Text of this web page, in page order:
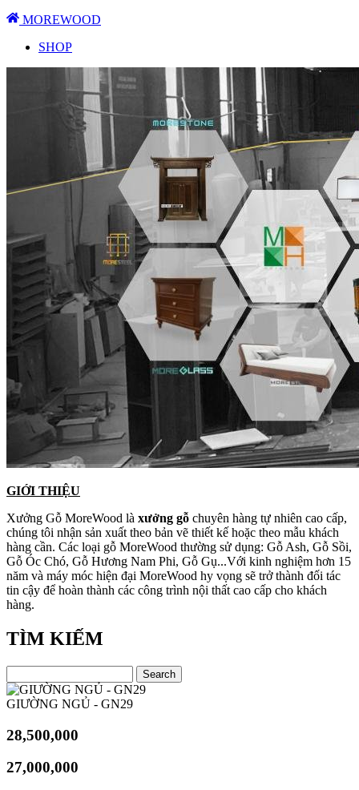
MOREWOOD
SHOP
GIỚI THIỆU
Xưởng Gỗ MoreWood là xưởng gỗ chuyên hàng tự nhiên cao cấp,
chúng tôi nhận sản xuất theo bản vẽ thiết kế hoặc theo mẫu khách
hàng cần. Các loại gỗ MoreWood thường sử dụng: Gỗ Ash, Gỗ Sồi,
Gỗ Óc Chó, Gỗ Hương Nam Phi, Gỗ Gụ...Với kinh nghiệm hơn 15
năm và máy móc hiện đại MoreWood hy vọng sẽ trở thành đối tác
tin cậy để hoàn thành các công trình nội thất cao cấp cho khách
hàng.
TÌM KIẾM
GIƯỜNG NGỦ - GN29
28,500,000
27,000,000